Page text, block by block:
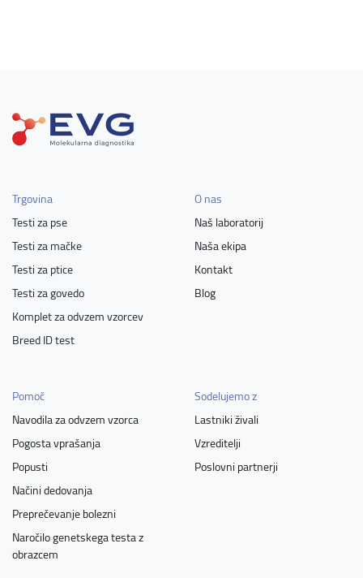
Trgovina
Testi za pse
Testi za mačke
Testi za ptice
Testi za govedo
Komplet za odvzem vzorcev
Breed ID test
O nas
Naš laboratorij
Naša ekipa
Kontakt
Blog
Pomoč
Navodila za odvzem vzorca
Pogosta vprašanja
Popusti
Načini dedovanja
Preprečevanje bolezni
Naročilo genetskega testa z
obrazcem
Sodelujemo z
Lastniki živali
Vzreditelji
Poslovni partnerji